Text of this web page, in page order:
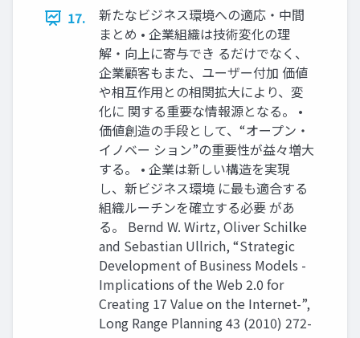
17.
新たなビジネス環境への適応・中間
まとめ • 企業組織は技術変化の理
解・向上に寄与でき るだけでなく、
企業顧客もまた、ユーザー付加 価値
や相互作用との相関拡大により、変
化に 関する重要な情報源となる。 •
価値創造の手段として、“オープン・
イノベー ション”の重要性が益々増大
する。 • 企業は新しい構造を実現
し、新ビジネス環境 に最も適合する
組織ルーチンを確立する必要 があ
る。 Bernd W. Wirtz, Oliver Schilke
and Sebastian Ullrich, “Strategic
Development of Business Models -
Implications of the Web 2.0 for
Creating 17 Value on the Internet-”,
Long Range Planning 43 (2010) 272-